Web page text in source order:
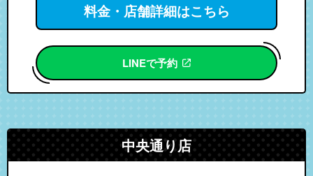
料金・店舗詳細はこちら
LINEで予約
中央通り店